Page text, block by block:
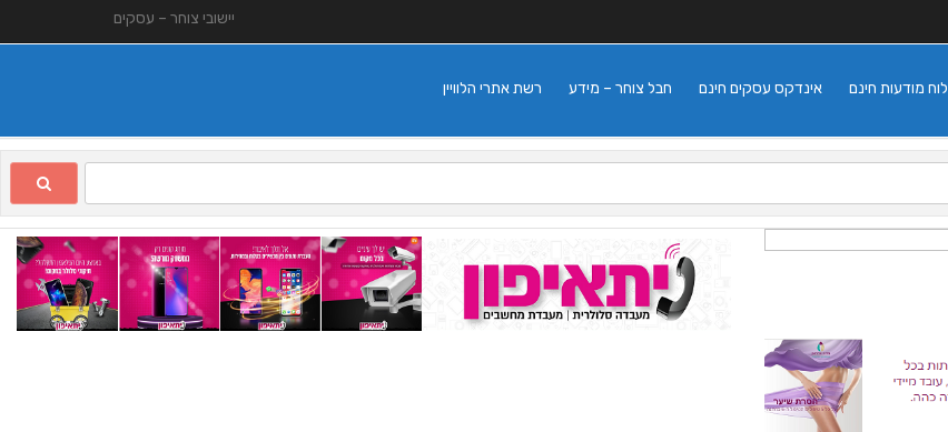
יישובי צוחר – עסקים
רשת אתרי הלוויין חבל צוחר – מידע אינדקס עסקים חינם לוח מודעות חינם